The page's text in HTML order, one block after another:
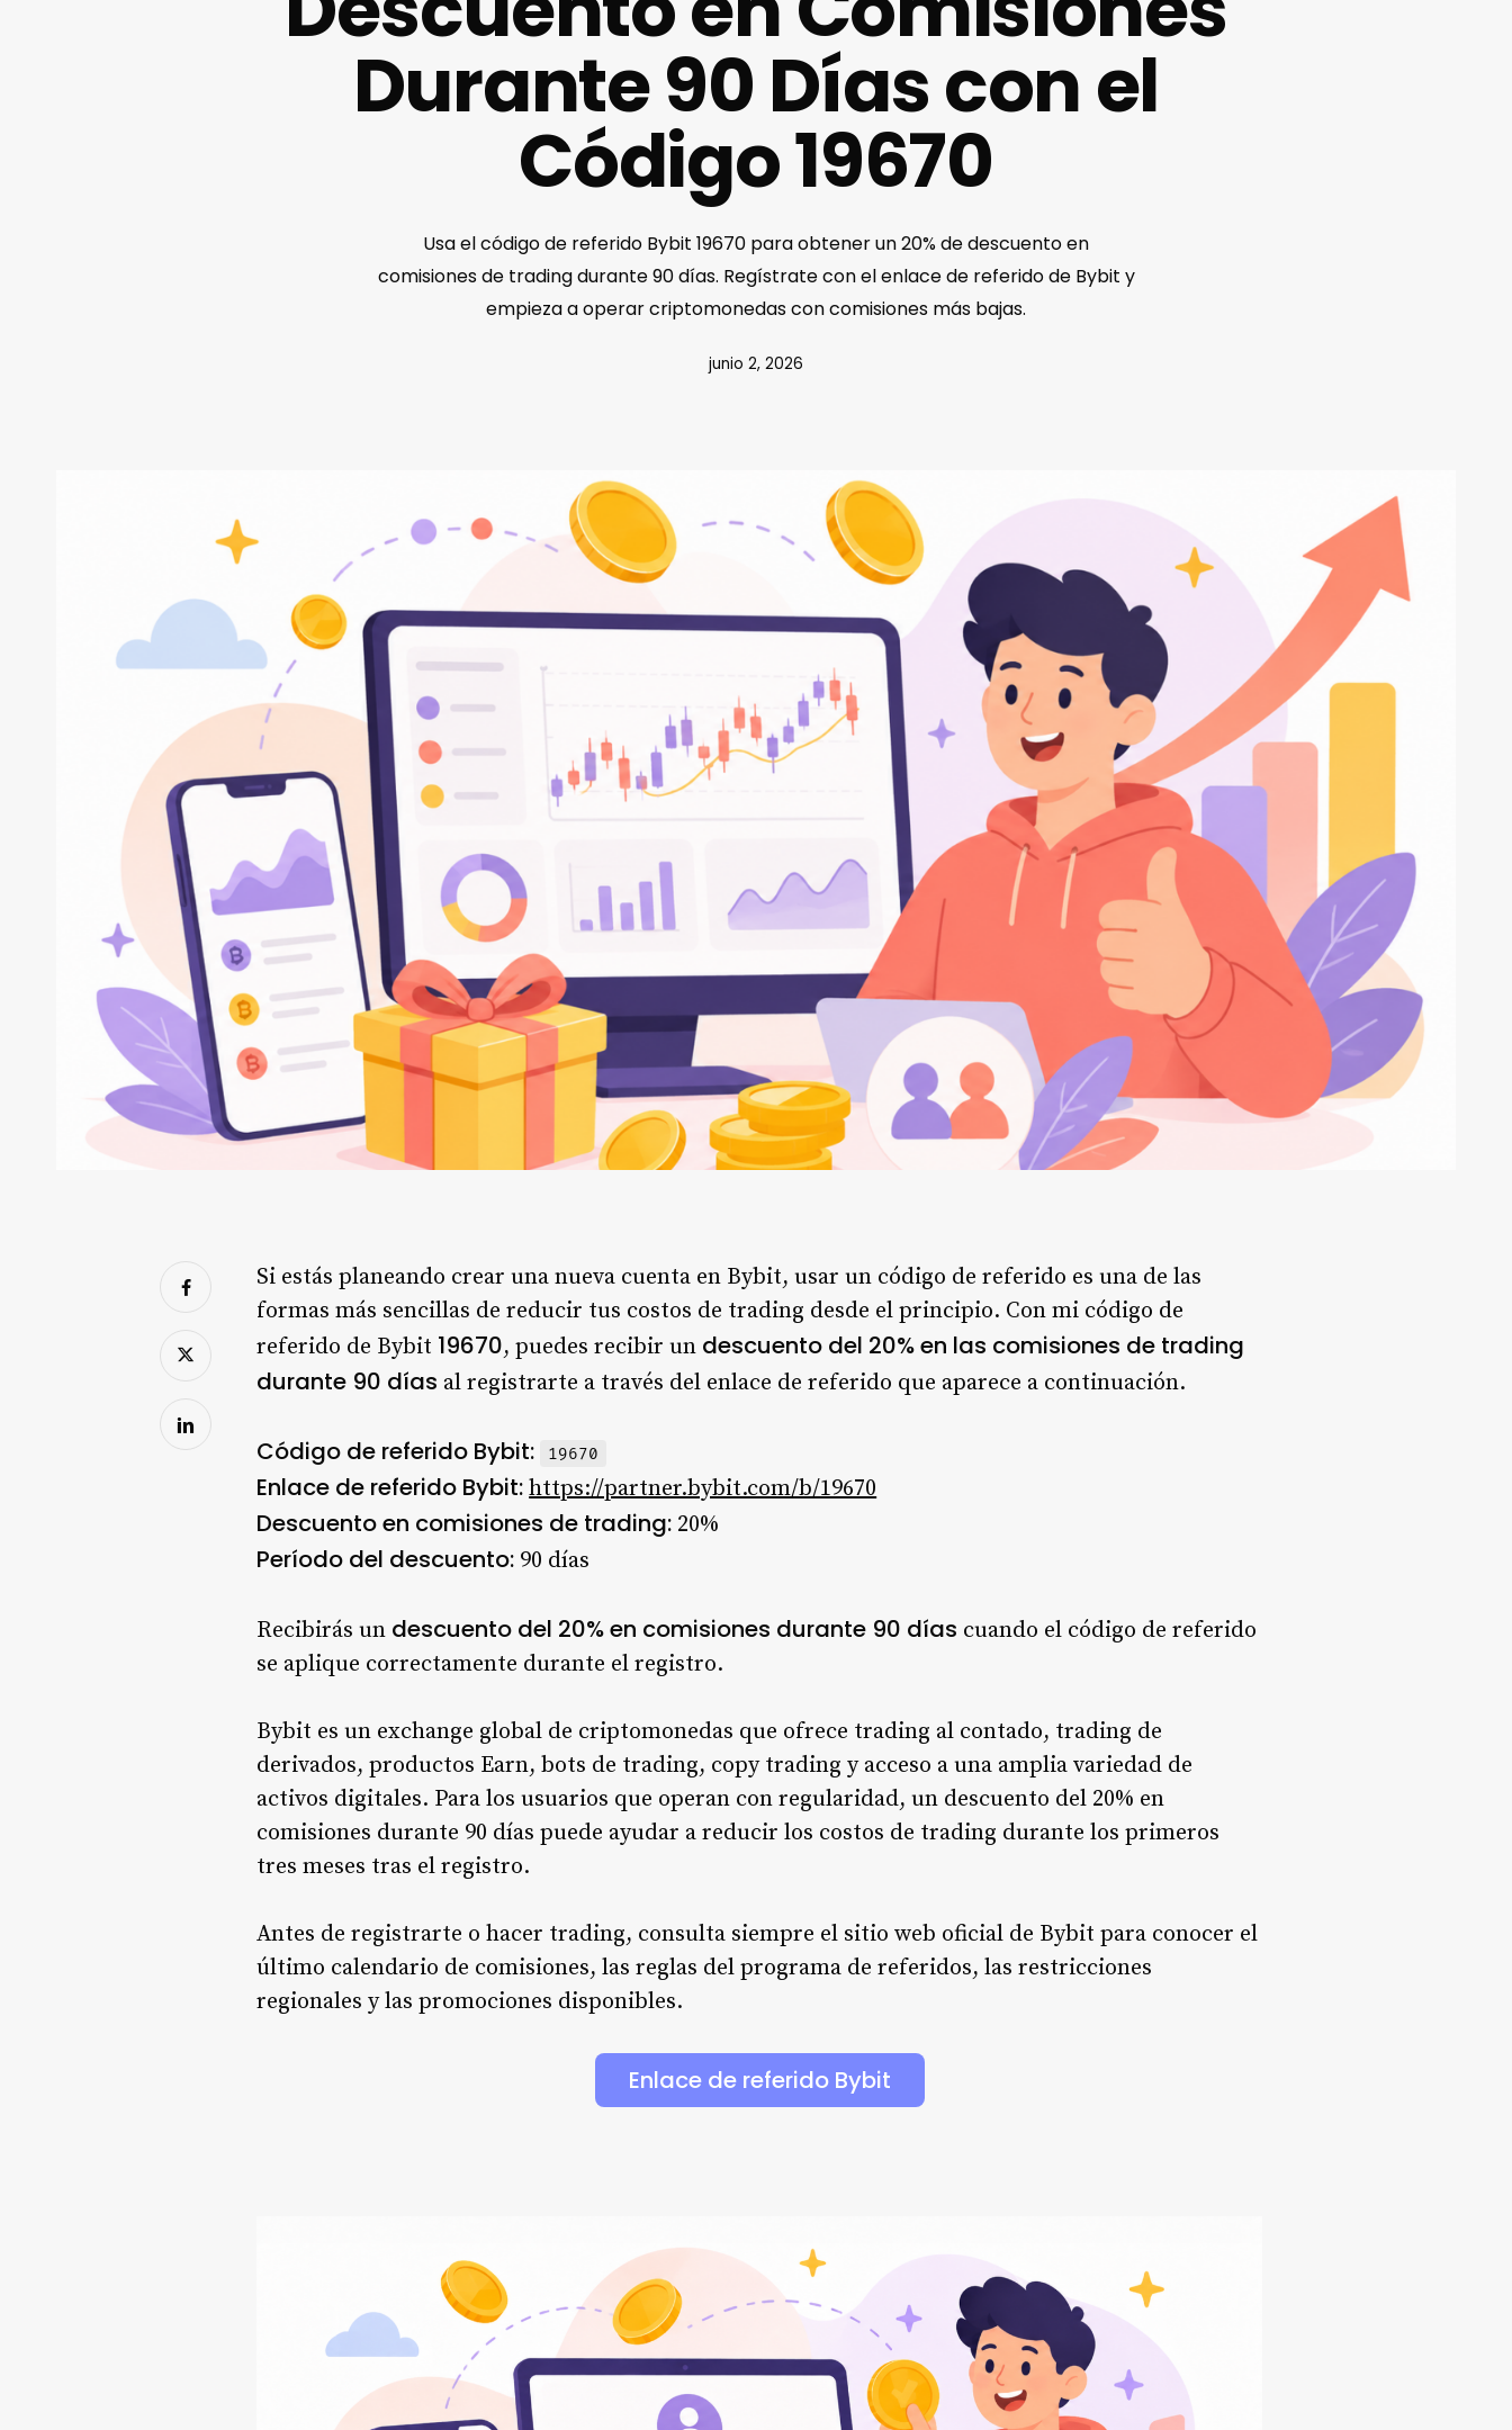
Durante 90 Días con el
Código 19670
Usa el código de referido Bybit 19670 para obtener un 20% de descuento en
comisiones de trading durante 90 días. Regístrate con el enlace de referido de Bybit y
empieza a operar criptomonedas con comisiones más bajas.
junio 2, 2026
Si estás planeando crear una nueva cuenta en Bybit, usar un código de referido es una de las
formas más sencillas de reducir tus costos de trading desde el principio. Con mi código de
referido de Bybit 19670, puedes recibir un descuento del 20% en las comisiones de trading
durante 90 días al registrarte a través del enlace de referido que aparece a continuación.
Código de referido Bybit: 19670
Enlace de referido Bybit: https://partner.bybit.com/b/19670
Descuento en comisiones de trading: 20%
Período del descuento: 90 días
Recibirás un descuento del 20% en comisiones durante 90 días cuando el código de referido
se aplique correctamente durante el registro.
Bybit es un exchange global de criptomonedas que ofrece trading al contado, trading de
derivados, productos Earn, bots de trading, copy trading y acceso a una amplia variedad de
activos digitales. Para los usuarios que operan con regularidad, un descuento del 20% en
comisiones durante 90 días puede ayudar a reducir los costos de trading durante los primeros
tres meses tras el registro.
Antes de registrarte o hacer trading, consulta siempre el sitio web oficial de Bybit para conocer el
último calendario de comisiones, las reglas del programa de referidos, las restricciones
regionales y las promociones disponibles.
Enlace de referido Bybit